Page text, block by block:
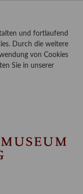
und fortlaufend
Durch die weitere
von Cookies
Sie in unserer